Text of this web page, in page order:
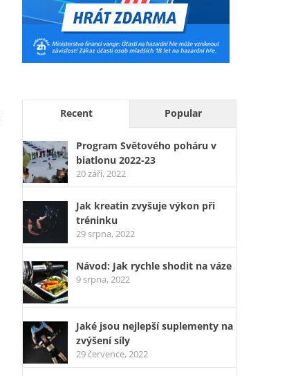
Recent Popular
Program Světového poháru v
biatlonu 2022-23
20 září, 2022
Jak kreatin zvyšuje výkon při
tréninku
29 srpna, 2022
Návod: Jak rychle shodit na váze
9 srpna, 2022
Jaké jsou nejlepší suplementy na
zvýšení síly
29 července, 2022